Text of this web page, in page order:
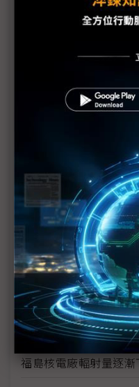
福島核電廠危機對世
核能發電需以整體面向
東電不排除福島第1核
日本處理福島核危機
福島核電廠反應爐供
日本擴大農作禁售範圍
福島核安事故日政府
日自衛隊開始進行4號
日本官防副長：福島1
福島核電廠輻射量逐